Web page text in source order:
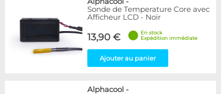
Sonde de Temperature Core avec
Afficheur LCD - Noir
13,90 €
En stock
Expédition immédiate
Ajouter au panier
Alphacool -